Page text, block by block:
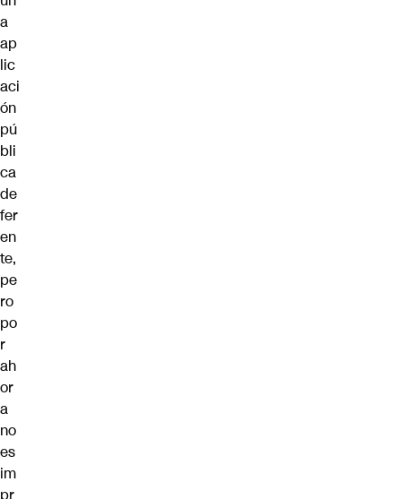
a
ap
lic
aci
ón
pú
bli
ca
de
fer
en
te,
pe
ro
po
r
ah
or
a
no
es
im